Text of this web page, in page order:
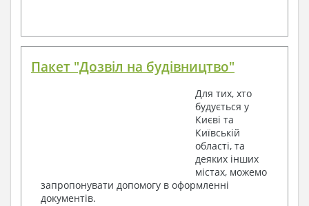
Пакет "Дозвіл на будівництво"
Для тих, хто
будується у
Києві та
Київській
області, та
деяких інших
містах, можемо
запропонувати допомогу в оформленні
документів.